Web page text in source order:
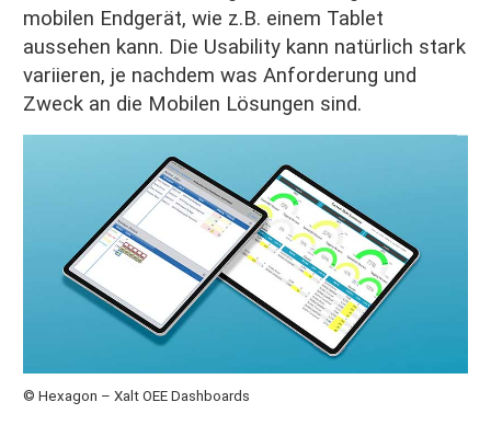
mobilen Endgerät, wie z.B. einem Tablet
aussehen kann. Die Usability kann natürlich stark
variieren, je nachdem was Anforderung und
Zweck an die Mobilen Lösungen sind.
© Hexagon – Xalt OEE Dashboards